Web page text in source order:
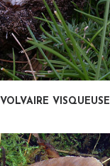
VOLVAIRE VISQUEUSE